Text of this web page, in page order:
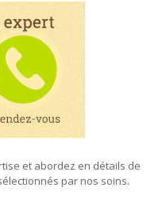
et abordez en détails de
par nos soins.